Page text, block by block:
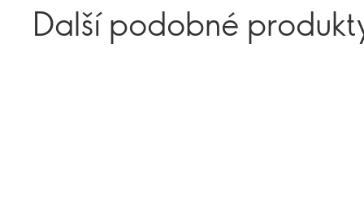
Další podobné